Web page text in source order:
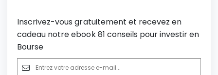
Inscrivez-vous gratuitement et recevez en
cadeau notre ebook 81 conseils pour investir en
Bourse